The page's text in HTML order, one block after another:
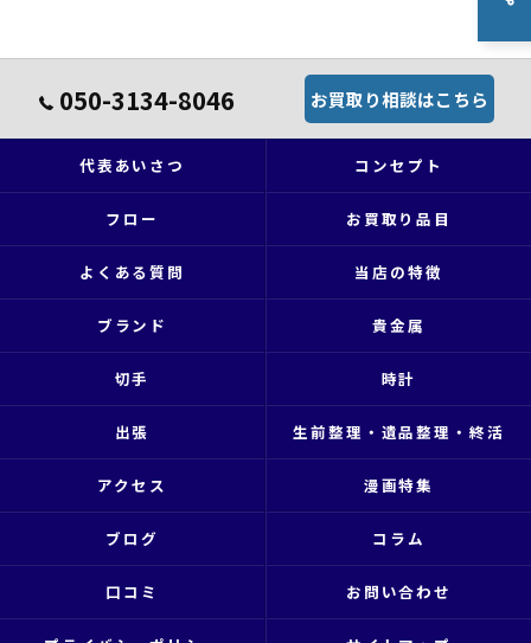
050-3134-8046 お買取り相談はこちら
代表あいさつ コンセプト
フロー お買取り品目
よくある質問 当店の特徴
ブランド 貴金属
切手 時計
出張 生前整理・遺品整理・終活
アクセス 漫画特集
ブログ コラム
口コミ お問い合わせ